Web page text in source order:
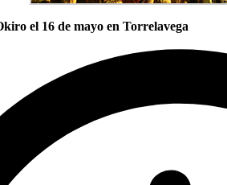
el 16 de mayo en Torrelavega